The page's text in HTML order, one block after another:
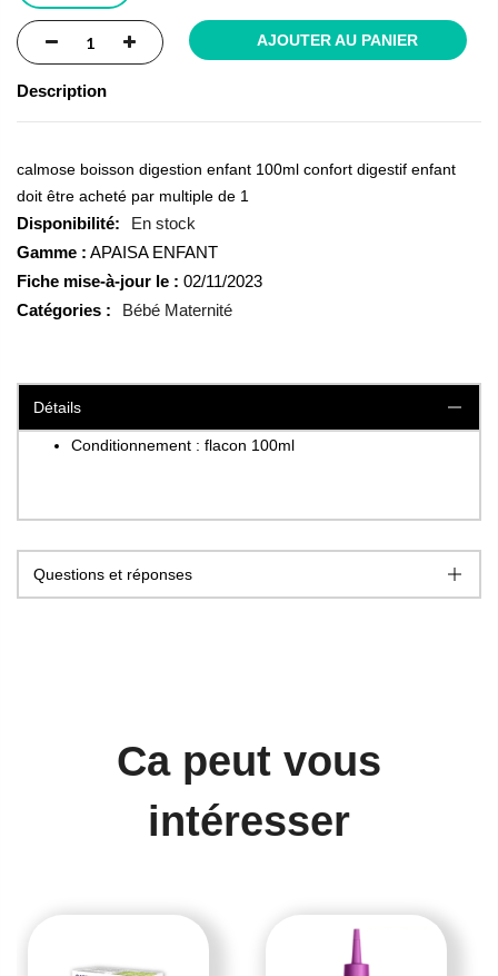
AJOUTER AU PANIER
Description
calmose boisson digestion enfant 100ml confort digestif enfant
doit être acheté par multiple de 1
En stock
Gamme : APAISA ENFANT
Fiche mise-à-jour le : 02/11/2023
Catégories :
Bébé Maternité
Détails
Conditionnement : flacon 100ml
Questions et réponses
Ca peut vous
intéresser